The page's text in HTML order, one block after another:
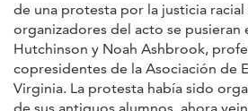
de una protesta por la justicia
organizadores del acto se pusieran
Hutchinson y Noah Ashbrook,
copresidentes de la Asociación de
Virginia. La protesta había sido